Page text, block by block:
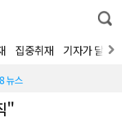
통
합
색
집중취재 기자가 달려
뉴스
"